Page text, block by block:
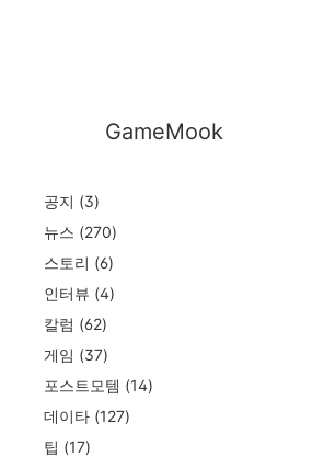
GameMook
공지 (3)
뉴스 (270)
스토리 (6)
인터뷰 (4)
칼럼 (62)
게임 (37)
포스트모템 (14)
데이타 (127)
팁 (17)